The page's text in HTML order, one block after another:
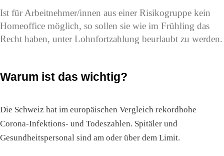
Ist für Arbeitnehmer/innen aus einer Risikogruppe kein
Homeoffice möglich, so sollen sie wie im Frühling das
Recht haben, unter Lohnfortzahlung beurlaubt zu werden.
Warum ist das wichtig?
Die Schweiz hat im europäischen Vergleich rekordhohe
Corona-Infektions- und Todeszahlen. Spitäler und
Gesundheitspersonal sind am oder über dem Limit.